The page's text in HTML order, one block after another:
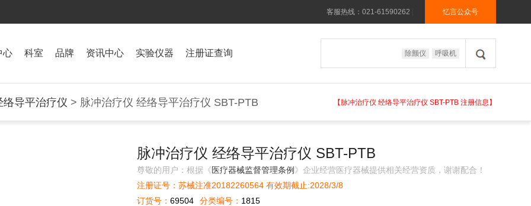
客服热线：021-61590262 忆言公众号
心 科室 品牌 资讯中心 实验仪器 注册证查询 除颤仪 呼吸机
络导平治疗仪 > 脉冲治疗仪 经络导平治疗仪 SBT-PTB 【脉冲治疗仪 经络导平治疗仪 SBT-PTB 注册信息】
脉冲治疗仪 经络导平治疗仪 SBT-PTB
尊敬的用户：根据《医疗器械监督管理条例 》企业经营医疗器械提供相关经营资质，谢谢配合！
注册证号：苏械注准20182260564 有效期截止:2028/3/8
订货号： 69504 分类编号： 1815